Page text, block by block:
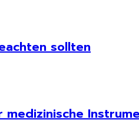
sollten
medizinische